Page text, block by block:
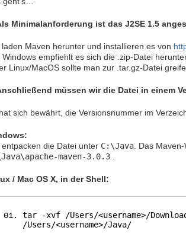
Minimalanforderung ist das J2SE 1.5
laden Maven herunter und installieren es von
Windows empfiehlt es sich die .zip-Datei
Linux/MacOS sollte man zur .tar.gz-Datei
müssen wir die Datei in einem
sich bewährt, die Versionsnummer im
entpacken die Datei unter C:\Java . Das
maven-3.0.3
/ Mac OS X, in der Shell:
tar -xvf /Users/<username>/
/Users/<username>/Java/